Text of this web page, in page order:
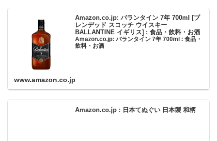
Amazon.co.jp: バランタイン 7年 700ml [ブ
レンデッド スコッチ ウイスキー
BALLANTINE イギリス] : 食品・飲料・お酒
Amazon.co.jp: バランタイン 7年 700ml : 食品・
飲料・お酒
www.amazon.co.jp
Amazon.co.jp : 日本てぬぐい 日本製 和柄